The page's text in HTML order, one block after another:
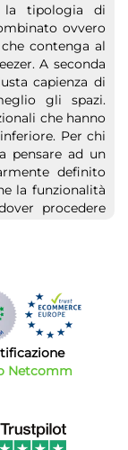
la tipologia di
ovvero
contenga al
A seconda
capienza di
gli spazi.
che hanno
Per chi
pensare ad un
definito
la funzionalità
procedere
in offerta a
qualità.
dei
Master, Midea,
Netcomm